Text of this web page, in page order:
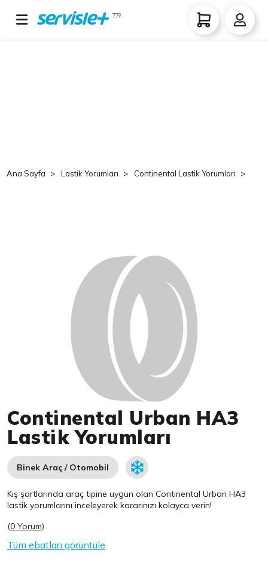
TR
Ana Sayfa Lastik Yorumları Continental Lastik Yorumları
Continental Urban HA3
Lastik Yorumları
Binek Araç / Otomobil
Kış şartlarında araç tipine uygun olanContinental Urban HA3
lastik yorumlarını inceleyerek kararınızı kolayca verin!
(0 Yorum)
Tüm ebatları görüntüle